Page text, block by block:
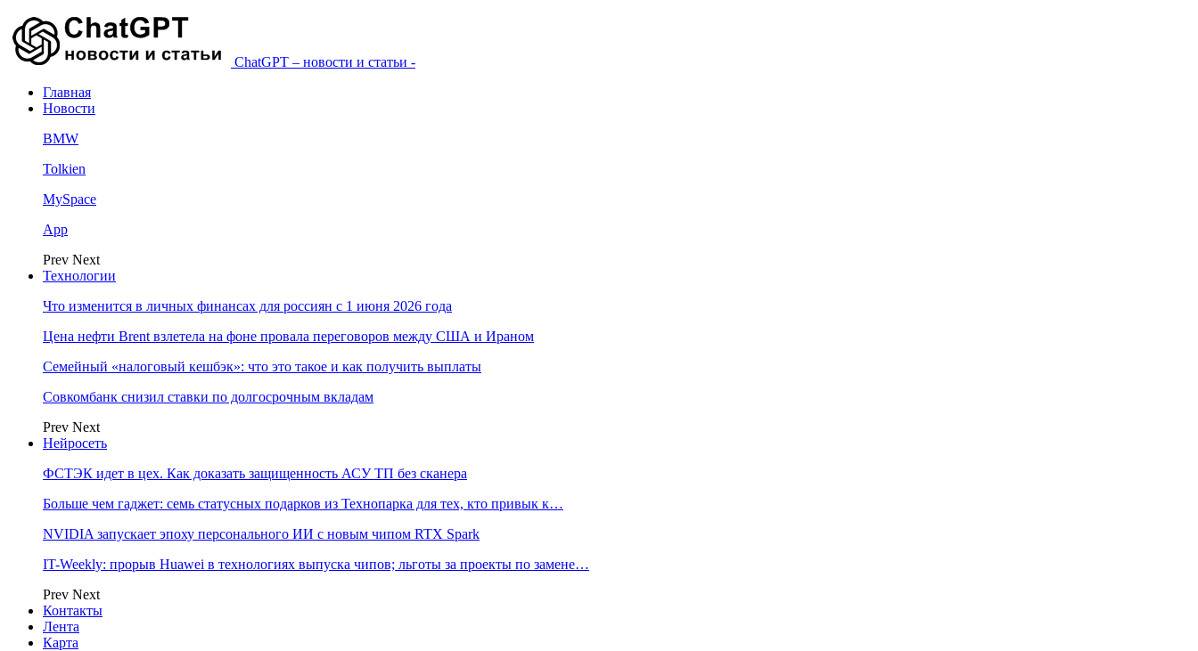
ChatGPT – новости и статьи -
Главная
Новости
BMW
Tolkien
MySpace
App
Prev Next
Технологии
Что изменится в личных финансах для россиян с 1 июня 2026 года
Цена нефти Brent взлетела на фоне провала переговоров между США и Ираном
Семейный «налоговый кешбэк»: что это такое и как получить выплаты
Совкомбанк снизил ставки по долгосрочным вкладам
Prev Next
Нейросеть
ФСТЭК идет в цех. Как доказать защищенность АСУ ТП без сканера
Больше чем гаджет: семь статусных подарков из Технопарка для тех, кто привык к…
NVIDIA запускает эпоху персонального ИИ с новым чипом RTX Spark
IT-Weekly: прорыв Huawei в технологиях выпуска чипов; льготы за проекты по замене…
Prev Next
Контакты
Лента
Карта